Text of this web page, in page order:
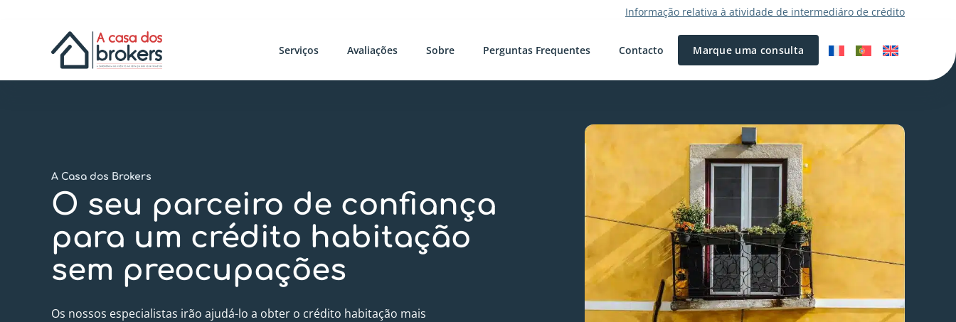
Informação relativa à atividade de intermediáro de crédito
Serviços Avaliações Sobre Perguntas Frequentes Contacto Marque uma consulta
A Casa dos Brokers
O seu parceiro de confiança
para um crédito habitação
sem preocupações
Os nossos especialistas irão ajudá-lo a obter o crédito habitação mais